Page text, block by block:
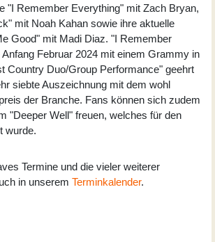
"I Remember Everything" mit Zach Bryan,
mit Noah Kahan sowie ihre aktuelle
Good" mit Madi Diaz. "I Remember
Februar 2024 mit einem Grammy in
Country Duo/Group Performance" geehrt
siebte Auszeichnung mit dem wohl
der Branche. Fans können sich zudem
"Deeper Well" freuen, welches für den
wurde.
Termine und die vieler weiterer
in unserem Terminkalender.